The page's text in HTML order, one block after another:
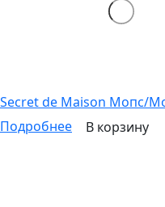
Secret de Maison Мопс/
Подробнее
В корзину